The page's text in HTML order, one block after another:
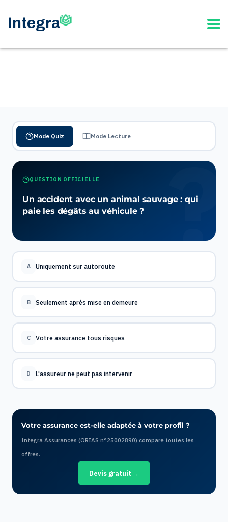
Mode Quiz Mode Lecture
QUESTION OFFICIELLE
Un accident avec un animal sauvage : qui
paie les dégâts au véhicule ?
A Uniquement sur autoroute
B Seulement après mise en demeure
C Votre assurance tous risques
D L'assureur ne peut pas intervenir
Votre assurance est-elle adaptée à votre profil ?
Integra Assurances (ORIAS n°25002890) compare toutes les
offres.
Devis gratuit →